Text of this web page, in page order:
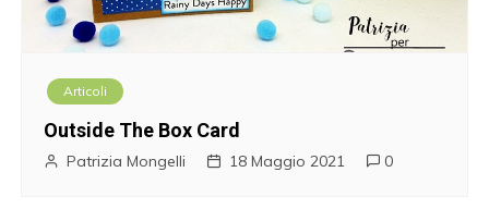
Articoli
Outside The Box Card
Patrizia Mongelli 18 Maggio 2021 0